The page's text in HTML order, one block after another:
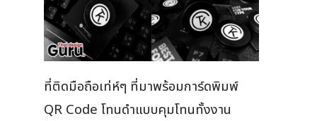
ที่ติดมือถือเท่ห์ๆ ที่มาพร้อมการ์ดพิมพ์
QR Code โทนดำแบบคุมโทนทั้งงาน